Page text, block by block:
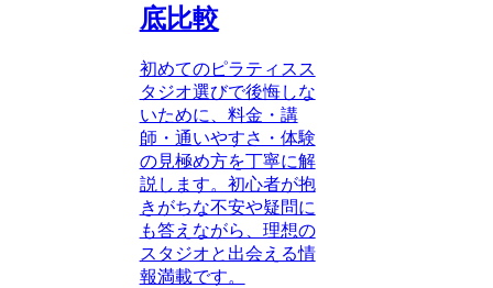
底比較
初めてのピラティスス
タジオ選びで後悔しな
いために、料金・講
師・通いやすさ・体験
の見極め方を丁寧に解
説します。初心者が抱
きがちな不安や疑問に
も答えながら、理想の
スタジオと出会える情
報満載です。